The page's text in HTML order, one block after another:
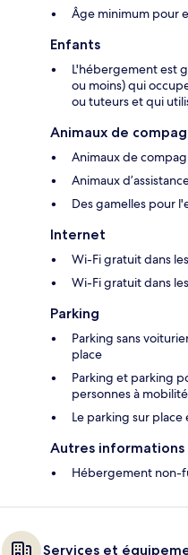
Âge minimum pour
Enfants
L'hébergement est
ou moins) qui
ou tuteurs et qui
Animaux de
Animaux de
Animaux
Des gamelles pour
Internet
Wi-Fi gratuit dans
Wi-Fi gratuit dans
Parking
Parking sans
place
Parking et parking
personnes à
Le parking sur place
Autres informations
Hébergement non-
Services et